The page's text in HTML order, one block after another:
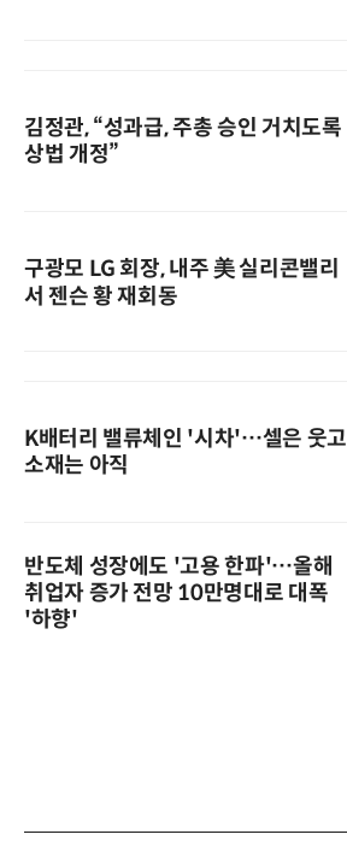
김정관, “성과급, 주총 승인 거치도록
상법 개정”
구광모 LG 회장, 내주 美 실리콘밸리
서 젠슨 황 재회동
K배터리 밸류체인 '시차'…셀은 웃고
소재는 아직
반도체 성장에도 '고용 한파'…올해
취업자 증가 전망 10만명대로 대폭
'하향'